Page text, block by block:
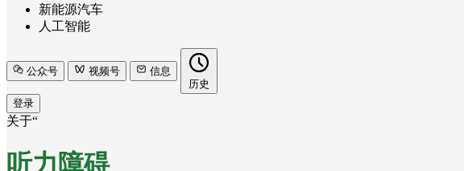
新能源汽车
人工智能
公众号 视频号
信息
历史
登录
关于“
听力障碍